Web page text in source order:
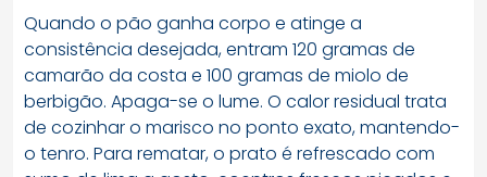
Quando o pão ganha corpo e atinge a
consistência desejada, entram 120 gramas de
camarão da costa e 100 gramas de miolo de
berbigão. Apaga-se o lume. O calor residual trata
de cozinhar o marisco no ponto exato, mantendo-
o tenro. Para rematar, o prato é refrescado com